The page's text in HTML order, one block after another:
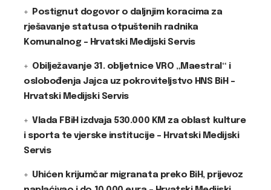
Postignut dogovor o daljnjim koracima za
rješavanje statusa otpuštenih radnika
Komunalnog – Hrvatski Medijski Servis
Obilježavanje 31. obljetnice VRO „Maestral“ i
oslobođenja Jajca uz pokroviteljstvo HNS BiH –
Hrvatski Medijski Servis
Vlada FBiH izdvaja 530.000 KM za oblast kulture
i sporta te vjerske institucije – Hrvatski Medijski
Servis
Uhićen krijumčar migranata preko BiH, prijevoz